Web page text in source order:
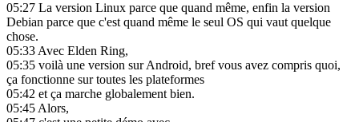
05:27 La version Linux parce que quand même, enfin la version
Debian parce que c'est quand même le seul OS qui vaut quelque
chose.
05:33Avec Elden Ring,
05:35 voilà une version sur Android, bref vous avez compris quoi,
ça fonctionne sur toutes les plateformes
05:42 et ça marche globalement bien.
05:45Alors,